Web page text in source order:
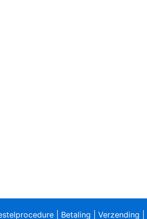
Betaling Verzending